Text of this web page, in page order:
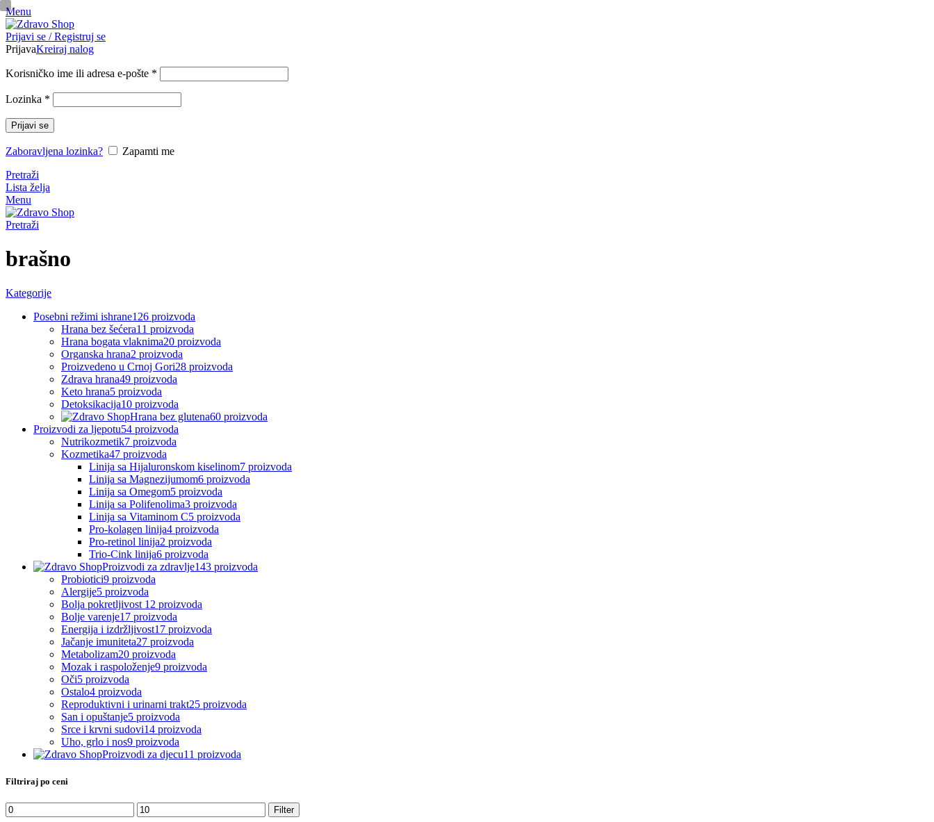
Menu
Prijavi se / Registruj se
PrijavaKreiraj nalog
Korisničko ime ili adresa e-pošte *
Lozinka *
Prijavi se
Zaboravljena lozinka?
Zapamti me
Pretraži
Lista želja
Menu
Pretraži
brašno
Kategorije
Posebni režimi ishrane126 proizvoda
Hrana bez šećera11 proizvoda
Hrana bogata vlaknima20 proizvoda
Organska hrana2 proizvoda
Proizvedeno u Crnoj Gori28 proizvoda
Zdrava hrana49 proizvoda
Keto hrana5 proizvoda
Detoksikacija10 proizvoda
Hrana bez glutena60 proizvoda
Proizvodi za ljepotu54 proizvoda
Nutrikozmetik7 proizvoda
Kozmetika47 proizvoda
Linija sa Hijaluronskom kiselinom7 proizvoda
Linija sa Magnezijumom6 proizvoda
Linija sa Omegom5 proizvoda
Linija sa Polifenolima3 proizvoda
Linija sa Vitaminom C5 proizvoda
Pro-kolagen linija4 proizvoda
Pro-retinol linija2 proizvoda
Trio-Cink linija6 proizvoda
Proizvodi za zdravlje143 proizvoda
Probiotici9 proizvoda
Alergije5 proizvoda
Bolja pokretljivost 12 proizvoda
Bolje varenje17 proizvoda
Energija i izdržljivost17 proizvoda
Jačanje imuniteta27 proizvoda
Metabolizam20 proizvoda
Mozak i raspoloženje9 proizvoda
Oči5 proizvoda
Ostalo4 proizvoda
Reproduktivni i urinarni trakt25 proizvoda
San i opuštanje5 proizvoda
Srce i krvni sudovi14 proizvoda
Uho, grlo i nos9 proizvoda
Proizvodi za djecu11 proizvoda
Filtriraj po ceni
Filter